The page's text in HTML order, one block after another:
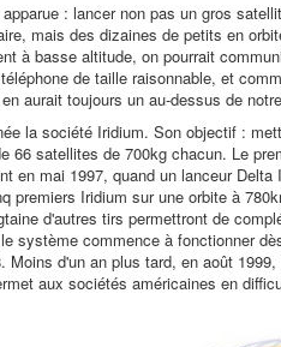
: lancer non pas un gros
mais des dizaines de petits en
à basse altitude, on pourrait
de taille raisonnable, et
aurait toujours un au-dessus de
la société Iridium. Son objectif :
66 satellites de 700kg chacun. Le
en mai 1997, quand un lanceur Delta
premiers Iridium sur une orbite à
d'autres tirs permettront de
système commence à fonctionner
Moins d'un an plus tard, en août
aux sociétés américaines en